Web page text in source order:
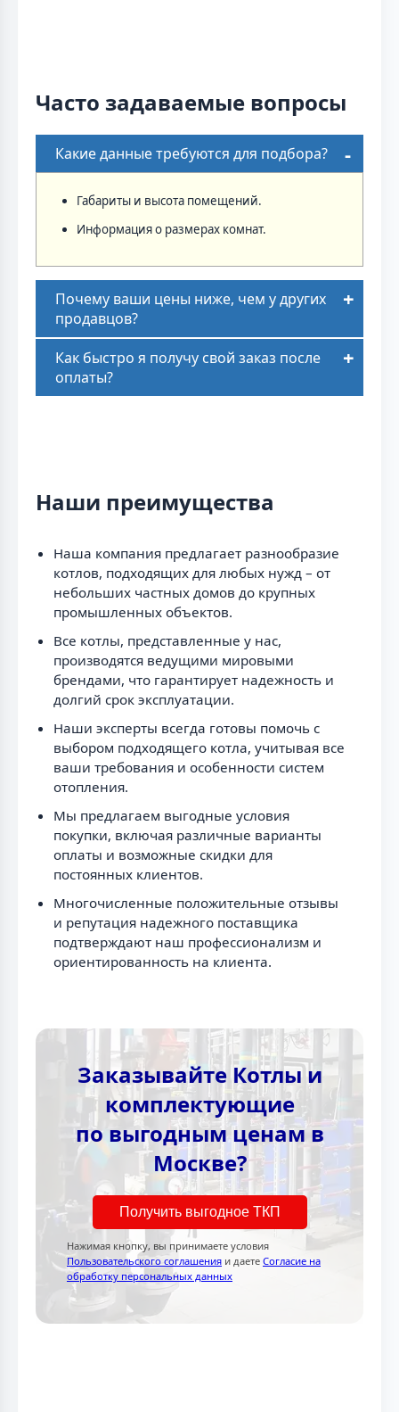
Часто задаваемые вопросы
Какие данные требуются для подбора?
Габариты и высота помещений.
Информация о размерах комнат.
Почему ваши цены ниже, чем у других
продавцов?
Как быстро я получу свой заказ после
оплаты?
Наши преимущества
Наша компания предлагает разнообразие
котлов, подходящих для любых нужд – от
небольших частных домов до крупных
промышленных объектов.
Все котлы, представленные у нас,
производятся ведущими мировыми
брендами, что гарантирует надежность и
долгий срок эксплуатации.
Наши эксперты всегда готовы помочь с
выбором подходящего котла, учитывая все
ваши требования и особенности систем
отопления.
Мы предлагаем выгодные условия
покупки, включая различные варианты
оплаты и возможные скидки для
постоянных клиентов.
Многочисленные положительные отзывы
и репутация надежного поставщика
подтверждают наш профессионализм и
ориентированность на клиента.
Заказывайте Котлы и
комплектующие
по выгодным ценам в
Москве?
Получить выгодное ТКП
Нажимая кнопку, вы принимаете условия
Пользовательского соглашения и даете Согласие на
обработку персональных данных